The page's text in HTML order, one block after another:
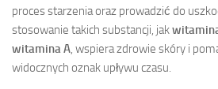
proces starzenia oraz prowadzić do
stosowanie takich substancji, jak
witamina A, wspiera zdrowie skóry i
widocznych oznak upływu czasu.